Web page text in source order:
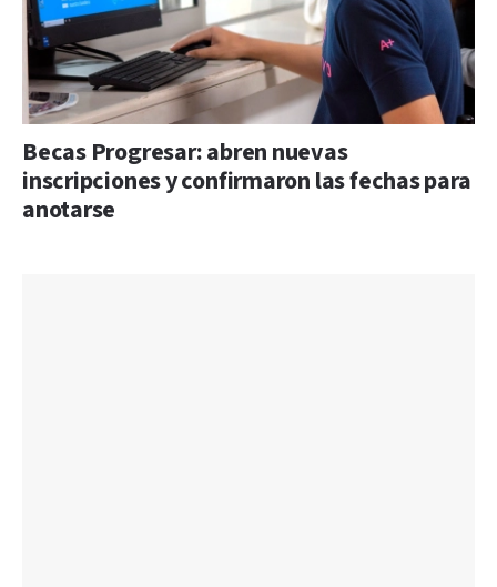
Becas Progresar: abren nuevas
inscripciones y confirmaron las fechas para
anotarse